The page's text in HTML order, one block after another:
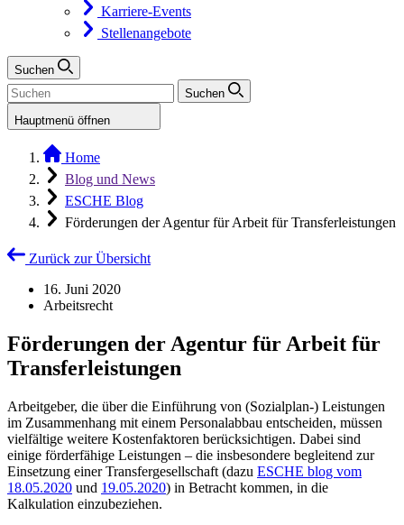
Karriere-Events
Stellenangebote
Suchen
Suchen
Hauptmenü öffnen
Home
Blog und News
ESCHE Blog
Förderungen der Agentur für Arbeit für Transferleistungen
Zurück zur Übersicht
16. Juni 2020
Arbeitsrecht
Förderungen der Agentur für Arbeit für
Transferleistungen
Arbeitgeber, die über die Einführung von (Sozialplan-) Leistungen
im Zusammenhang mit einem Personalabbau entscheiden, müssen
vielfältige weitere Kostenfaktoren berücksichtigen. Dabei sind
einige förderfähige Leistungen – die insbesondere begleitend zur
Einsetzung einer Transfergesellschaft (dazu ESCHE blog vom
18.05.2020 und 19.05.2020) in Betracht kommen, in die
Kalkulation einzubeziehen.